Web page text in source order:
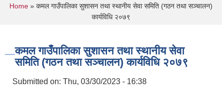
You are here
Home » कमल गाउँपालिका सुशासन तथा स्थानीय सेवा समिति (गठन तथा सञ्चालन)
कार्यविधि २०७९
कमल गाउँपालिका सुशासन तथा स्थानीय सेवा
समिति (गठन तथा सञ्चालन) कार्यविधि २०७९
Submitted on: Thu, 03/30/2023 - 16:38